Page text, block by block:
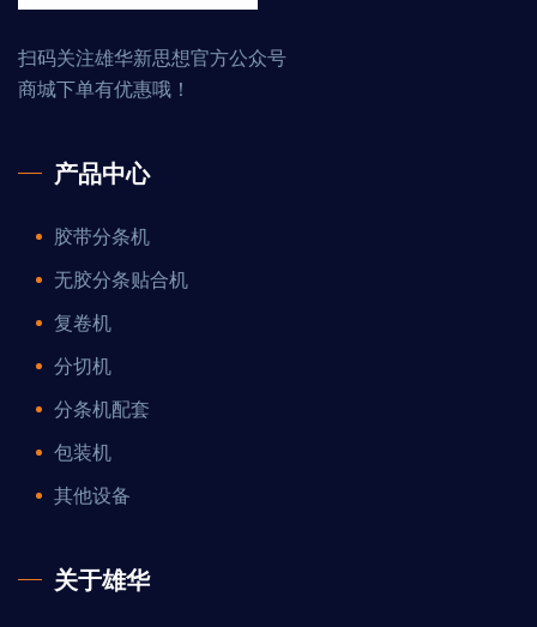
扫码关注雄华新思想官方公众号
商城下单有优惠哦！
产品中心
胶带分条机
无胶分条贴合机
复卷机
分切机
分条机配套
包装机
其他设备
关于雄华